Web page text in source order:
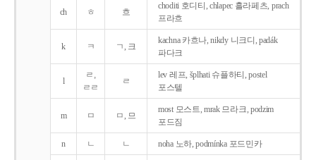
ch ㅎ 흐
choditi 호디티, chlapec 흘라페츠, prach
프라흐
k ㅋ ㄱ, 크
kachna 카흐나, nikdy 니크디, padák
파다크
l
ㄹ,
ㄹㄹ
ㄹ
lev 레프, šplhati 슈플하티, postel
포스텔
m ㅁ ㅁ, 므
most 모스트, mrak 므라크, podzim
포드짐
n ㄴ ㄴ noha 노하, podmínka 포드민카